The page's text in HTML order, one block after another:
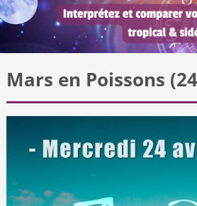
Mars en Poissons